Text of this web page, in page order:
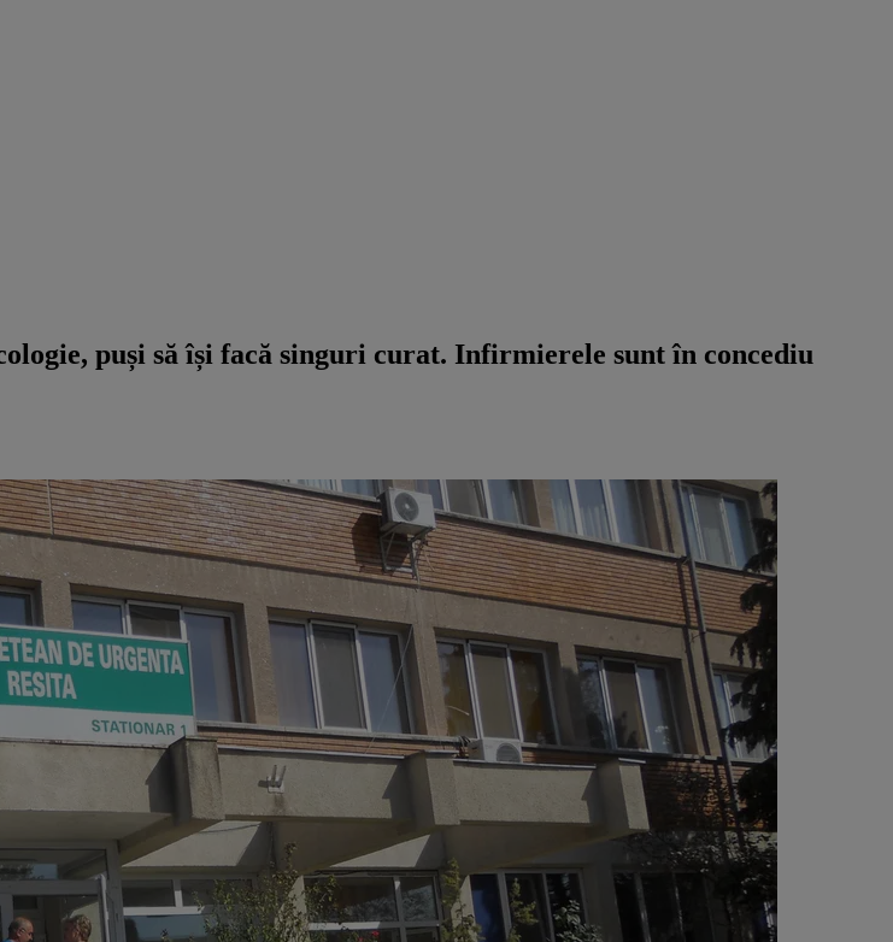
puși să își facă singuri curat. Infirmierele sunt în concediu